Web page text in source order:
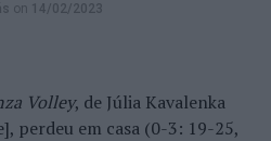
on 14/02/2023
Volley, de Júlia Kavalenka
perdeu em casa (0-3: 19-25,